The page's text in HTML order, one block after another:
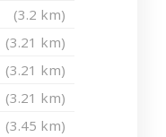
(3.2 km)
(3.21 km)
(3.21 km)
(3.21 km)
(3.45 km)